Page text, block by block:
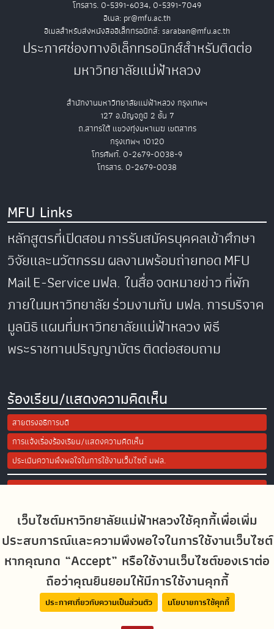
เว็บไซต์มหาวิทยาลัยแม่ฟ้าหลวงใช้คุกกี้เพื่อเพิ่ม
ประสบการณ์และความพึงพอใจในการใช้งานเว็บไซต์
หากคุณกด “Accept” หรือใช้งานเว็บไซต์ของเราต่อ
ถือว่าคุณยินยอมให้มีการใช้งานคุกกี้
ประกาศเกี่ยวกับความเป็นส่วนตัว นโยบายการใช้คุกกี้
โทรสาร. 0-5391-6034, 0-5391-7049
อีเมล: pr@mfu.ac.th
อีเมลสำหรับส่งหนังสืออิเล็กทรอนิกส์: saraban@mfu.ac.th
ประกาศช่องทางอิเล็กทรอนิกส์สำหรับติดต่อ
มหาวิทยาลัยแม่ฟ้าหลวง
สำนักงานมหาวิทยาลัยแม่ฟ้าหลวง กรุงเทพฯ
127 อ.ปัญจภูมิ 2 ชั้น 7
ถ.สาทรใต้ แขวงทุ่งมหาเมฆ เขตสาทร
กรุงเทพฯ 10120
โทรศัพท์. 0-2679-0038-9
โทรสาร. 0-2679-0038
MFU Links
หลักสูตรที่เปิดสอนการรับสมัครบุคคลเข้าศึกษา
วิจัยและนวัตกรรมผลงานพร้อมถ่ายทอดMFU
MailE-Serviceมฟล. ในสื่อจดหมายข่าวที่พัก
ภายในมหาวิทยาลัยร่วมงานกับ มฟล.การบริจาค
มูลนิธิแผนที่มหาวิทยาลัยแม่ฟ้าหลวงพิธี
พระราชทานปริญญาบัตรติดต่อสอบถาม
ร้องเรียน/แสดงความคิดเห็น
สายตรงอธิการบดี
การแจ้งเรื่องร้องเรียน/แสดงความคิดเห็น
ประเมินความพึงพอใจในการใช้งานเว็บไซต์ มฟล.
Site Map
Social Media
MFUconnect